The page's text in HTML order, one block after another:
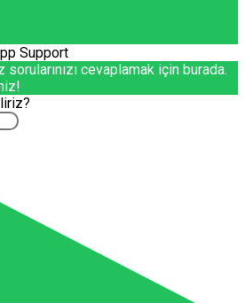
cevaplamak için burada.